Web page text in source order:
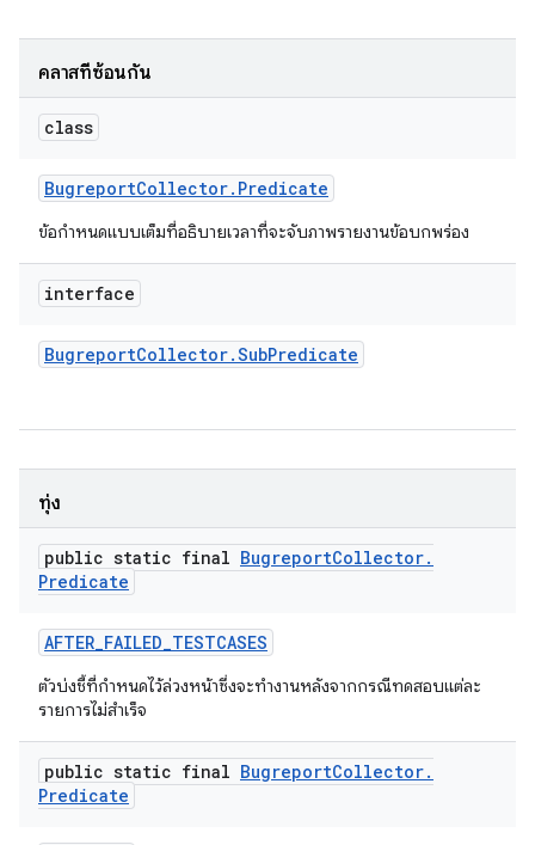
คลาสที่ซ้อนกัน
class
BugreportCollector. Predicate
ข้อกำหนดแบบเต็มที่อธิบายเวลาที่จะจับภาพรายงานข้อบกพร่อง
interface
BugreportCollector.SubPredicate
ทุ่ง
public static final BugreportCollector.
Predicate
AFTER_FAILED_TESTCASES
ตัวบ่งชี้ที่กำหนดไว้ล่วงหน้าซึ่งจะทำงานหลังจากกรณีทดสอบแต่ละ
รายการไม่สำเร็จ
public static final BugreportCollector.
Predicate